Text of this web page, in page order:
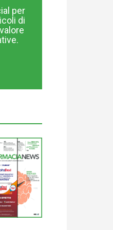
per
di